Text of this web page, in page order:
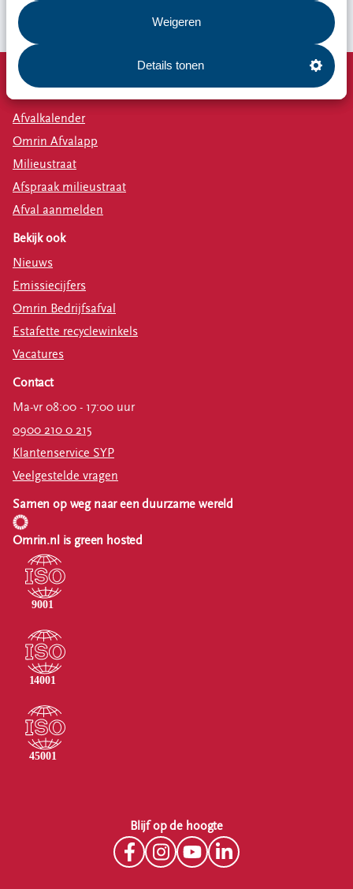
Weigeren
Details tonen
Afvalkalender
Omrin Afvalapp
Milieustraat
Afspraak milieustraat
Afval aanmelden
Bekijk ook
Nieuws
Emissiecijfers
Omrin Bedrijfsafval
Estafette recyclewinkels
Vacatures
Contact
Ma-vr 08:00 - 17:00 uur
0900 210 0 215
Klantenservice SYP
Veelgestelde vragen
Samen op weg naar een duurzame wereld
Omrin.nl is green hosted
Blijf op de hoogte